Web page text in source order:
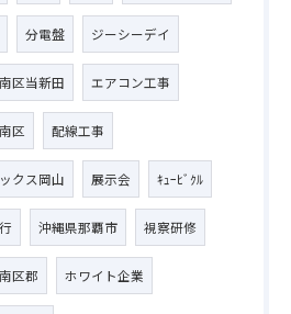
分電盤 ジーシーデイ
区当新田 エアコン工事
区 配線工事
クス岡山 展示会 ｷｭｰﾋﾞｸﾙ
沖縄県那覇市 視察研修
区郡 ホワイト企業